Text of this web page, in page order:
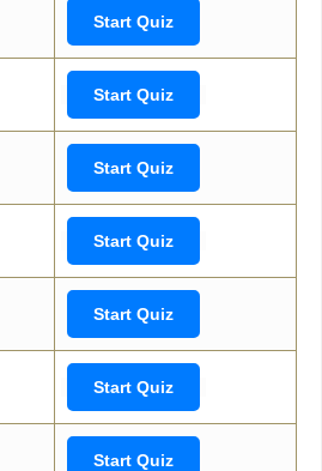
Start Quiz
Start Quiz
Start Quiz
Start Quiz
Start Quiz
Start Quiz
Start Quiz